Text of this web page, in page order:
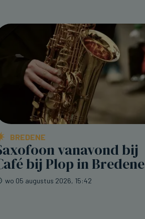
BREDENE
vanavond bij
bij Plop in Bredene
wo 05 augustus 2026, 15:42